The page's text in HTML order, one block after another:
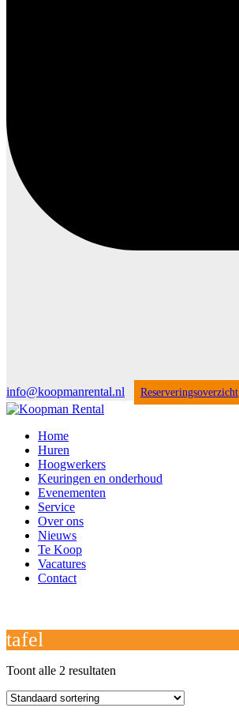
info@koopmanrental.nl Reserveringsoverzicht
Home
Huren
Hoogwerkers
Keuringen en onderhoud
Evenementen
Service
Over ons
Nieuws
Te Koop
Vacatures
Contact
menu
menu
tafel
Toont alle 2 resultaten